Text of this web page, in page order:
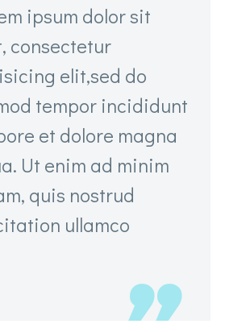
ipsum dolor sit
consectetur
elit,sed do
tempor incididunt
et dolore magna
Ut enim ad minim
quis nostrud
ullamco